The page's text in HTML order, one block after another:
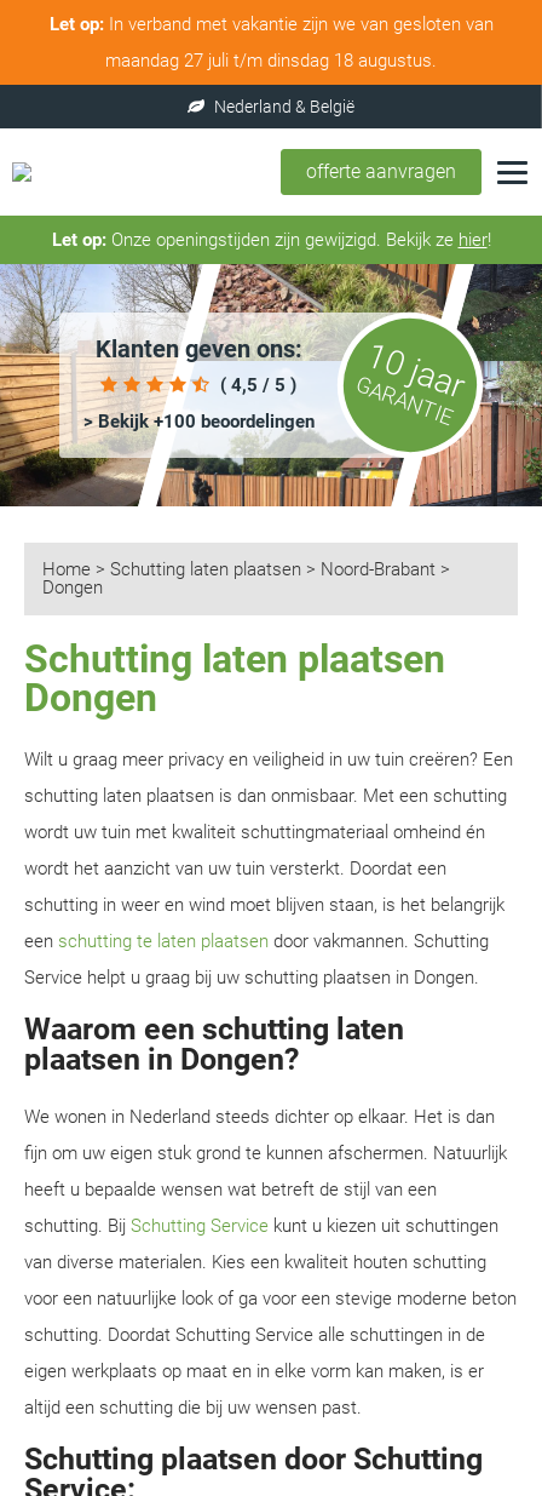
Let op:In verband met vakantie zijn we van gesloten van
maandag 27 juli t/m dinsdag 18 augustus.
offerte aanvragen
Let op:Onze openingstijden zijn gewijzigd. Bekijk ze hier!
Klanten geven ons:
( 4,5 / 5 )
> Bekijk +100 beoordelingen
10 jaar
GARANTIE
Home > Schutting laten plaatsen > Noord-Brabant >
Dongen
Schutting laten plaatsen
Dongen
Wilt u graag meer privacy en veiligheid in uw tuin creëren? Een
schutting laten plaatsen is dan onmisbaar. Met een schutting
wordt uw tuin met kwaliteit schuttingmateriaal omheind én
wordt het aanzicht van uw tuin versterkt. Doordat een
schutting in weer en wind moet blijven staan, is het belangrijk
een schutting te laten plaatsen door vakmannen. Schutting
Service helpt u graag bij uw schutting plaatsen in Dongen.
Waarom een schutting laten
plaatsen in Dongen?
We wonen in Nederland steeds dichter op elkaar. Het is dan
fijn om uw eigen stuk grond te kunnen afschermen. Natuurlijk
heeft u bepaalde wensen wat betreft de stijl van een
schutting. Bij Schutting Service kunt u kiezen uit schuttingen
van diverse materialen. Kies een kwaliteit houten schutting
voor een natuurlijke look of ga voor een stevige moderne beton
schutting. Doordat Schutting Service alle schuttingen in de
eigen werkplaats op maat en in elke vorm kan maken, is er
altijd een schutting die bij uw wensen past.
Schutting plaatsen door Schutting